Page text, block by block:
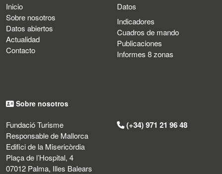
Inicio
Sobre nosotros
Datos abiertos
Actualidad
Contacto
Datos
Indicadores
Cuadros de mando
Publicaciones
Informes 8 zonas
Sobre nosotros
Fundació Turisme
Responsable de Mallorca
Edifici de la Misericòrdia
Plaça de l’Hospital, 4
07012 Palma, Illes Balears
(+34) 971 21 96 48